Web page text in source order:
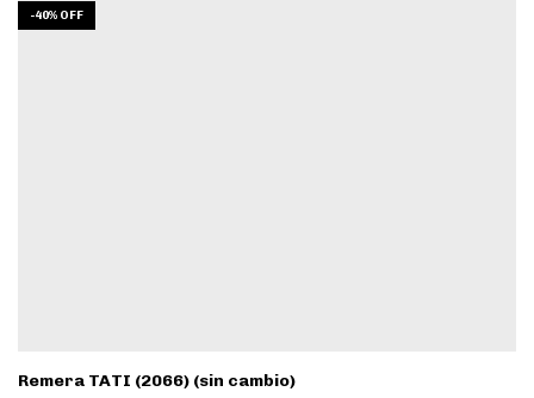
-40% OFF
Remera TATI (2066) (sin cambio)